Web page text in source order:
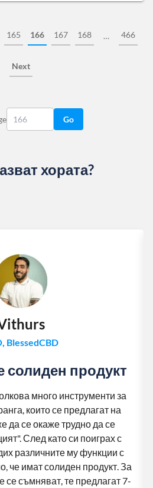
165 166 167 168 … 466
Next
Go
хората?
BlessedCBD
солиден продукт
много инструменти за
които се предлагат на
да се окаже трудно да се
След като си поиграх с
различните му функции с
че имат солиден продукт. За
се съмняват, те предлагат 7-